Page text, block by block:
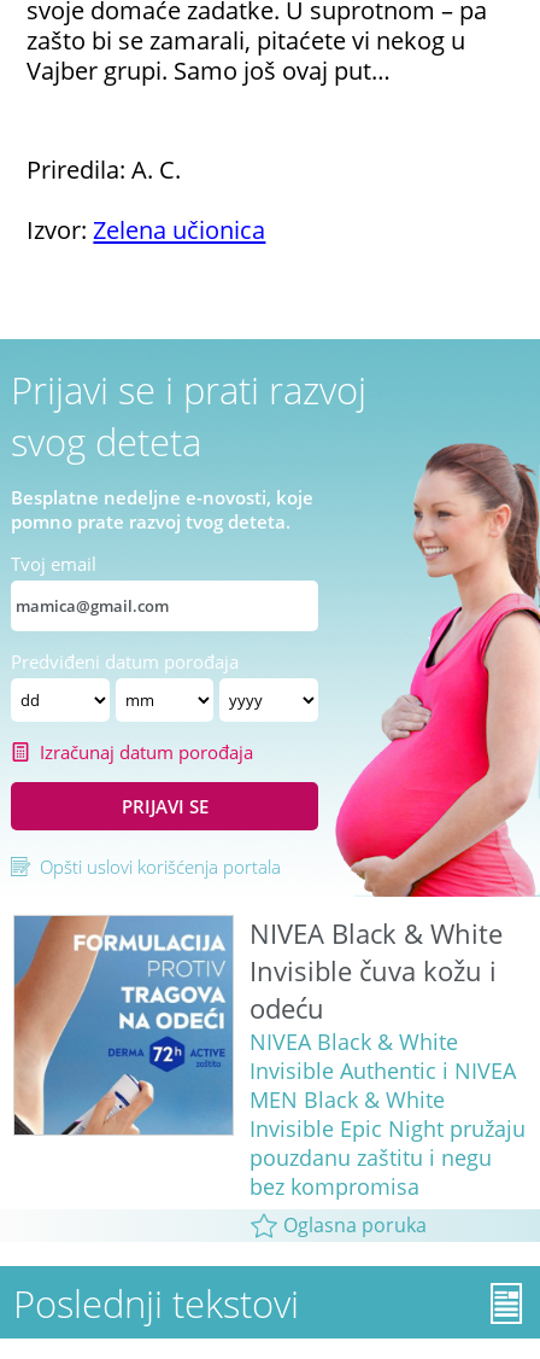
svoje domaće zadatke. U suprotnom – pa
zašto bi se zamarali, pitaćete vi nekog u
Vajber grupi. Samo još ovaj put…
Priredila: A. C.
Izvor:Zelena učionica
Prijavi se i prati razvoj
svog deteta
Besplatne nedeljne e-novosti, koje
pomno prate razvoj tvog deteta.
Tvoj email
Predviđeni datum porođaja
Izračunaj datum porođaja
PRIJAVI SE
Opšti uslovi korišćenja portala
NIVEA Black & White
Invisible čuva kožu i
odeću
NIVEA Black & White
Invisible Authentic i NIVEA
MEN Black & White
Invisible Epic Night pružaju
pouzdanu zaštitu i negu
bez kompromisa
Oglasna poruka
Poslednji tekstovi